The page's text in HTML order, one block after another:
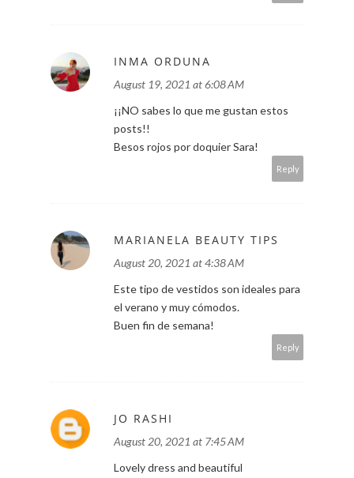
INMA ORDUNA
August 19, 2021 at 6:08 AM
¡¡NO sabes lo que me gustan estos
posts!!
Besos rojos por doquier Sara!
Reply
MARIANELA BEAUTY TIPS
August 20, 2021 at 4:38 AM
Este tipo de vestidos son ideales para
el verano y muy cómodos.
Buen fin de semana!
Reply
JO RASHI
August 20, 2021 at 7:45 AM
Lovely dress and beautiful